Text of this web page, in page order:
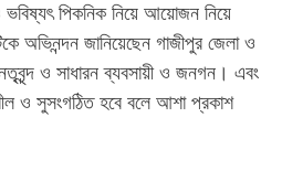
পিকনিক নিয়ে আয়োজন নিয়ে
অভিনন্দন জানিয়েছেন গাজীপুর জেলা ও
ও সাধারন ব্যবসায়ী ও জনগন। এবং
ও সুসংগঠিত হবে বলে আশা প্রকাশ